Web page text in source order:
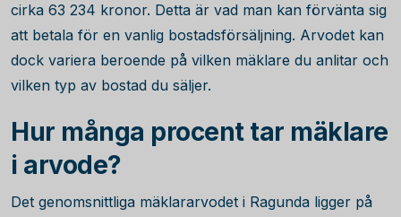
cirka 63 234 kronor. Detta är vad man kan förvänta sig
att betala för en vanlig bostadsförsäljning. Arvodet kan
dock variera beroende på vilken mäklare du anlitar och
vilken typ av bostad du säljer.
Hur många procent tar mäklare
i arvode?
Det genomsnittliga mäklararvodet i Ragunda ligger på